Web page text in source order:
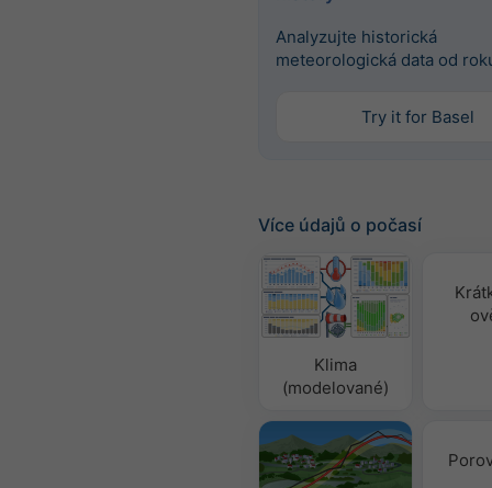
Analyzujte historická
meteorologická data od
Try it for Basel
Více údajů o počasí
Klima
(modelované)